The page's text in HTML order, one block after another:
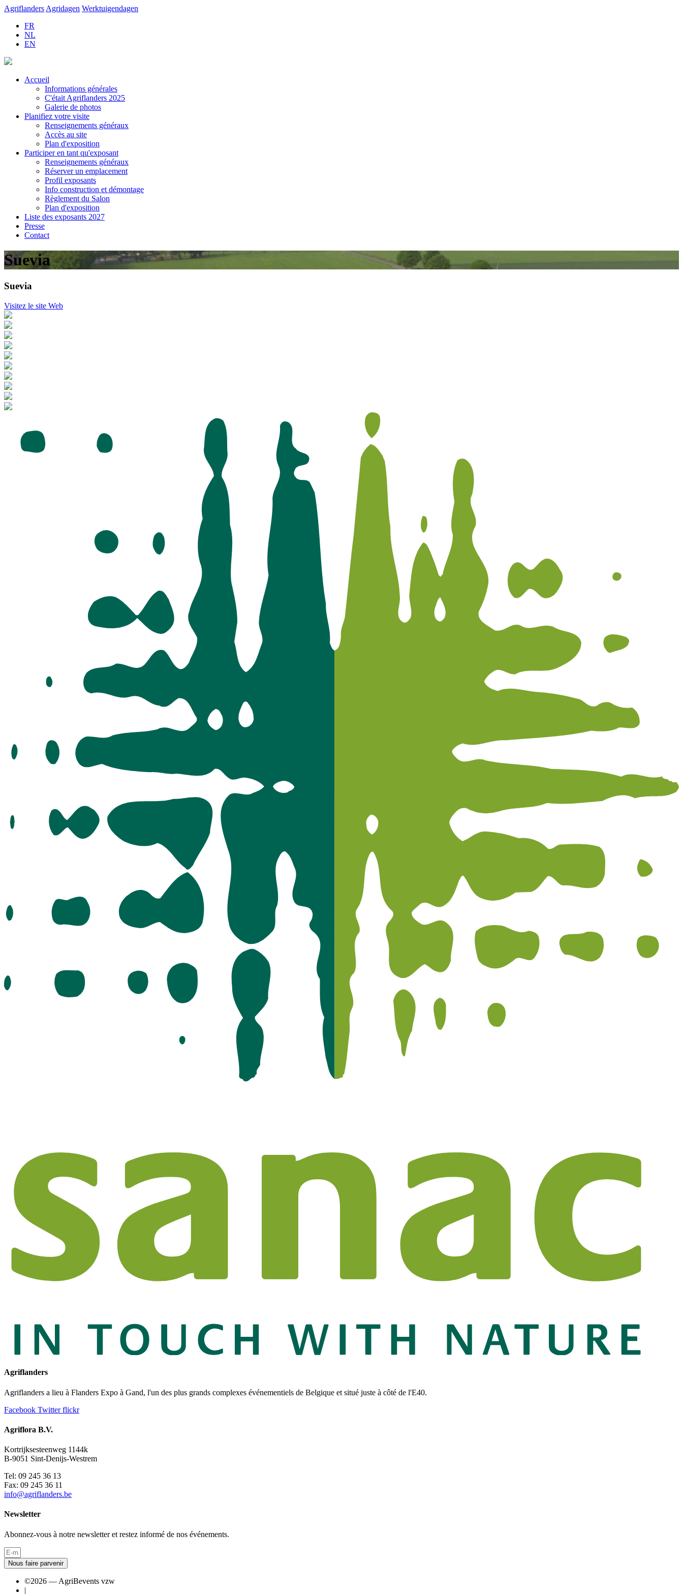
Agriflanders Agridagen Werktuigendagen
FR
NL
EN
Accueil
Informations générales
C'était Agriflanders 2025
Galerie de photos
Planifiez votre visite
Renseignements généraux
Accès au site
Plan d'exposition
Participer en tant qu'exposant
Renseignements généraux
Réserver un emplacement
Profil exposants
Info construction et démontage
Règlement du Salon
Plan d'exposition
Liste des exposants 2027
Presse
Contact
Suevia
Suevia
Visitez le site Web
Agriflanders
Agriflanders a lieu à Flanders Expo à Gand, l'un des plus grands complexes événementiels de Belgique et situé juste à côté de l'E40.
Facebook Twitter flickr
Agriflora B.V.
Kortrijksesteenweg 1144k
B-9051 Sint-Denijs-Westrem
Tel: 09 245 36 13
Fax: 09 245 36 11
info@agriflanders.be
Newsletter
Abonnez-vous à notre newsletter et restez informé de nos événements.
Nous faire parvenir
©2026 — AgriBevents vzw
|